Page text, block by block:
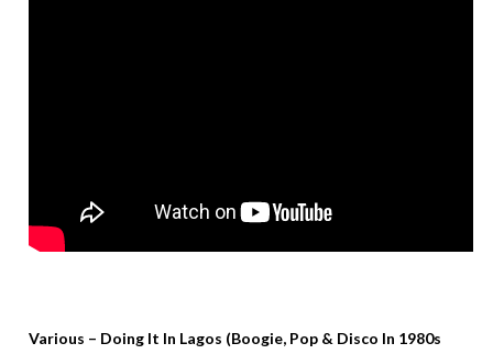
Various – Doing It In Lagos (Boogie, Pop & Disco In 1980s